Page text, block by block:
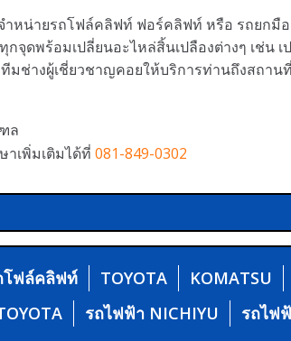
หน่ายรถโฟล์คลิฟท์ ฟอร์คลิฟท์ หรือ รถยกมื
จุดพร้อมเปลี่ยนอะไหล่สิ้นเปลืองต่างๆ เช่น
มช่างผู้เชี่ยวชาญคอยให้บริการท่านถึงสถานที่
ล
าเพิ่มเติมได้ที่ 081-849-0302
โฟล์คลิฟท์ TOYOTA KOMATSU
รถไฟฟ้า NICHIYU รถไฟ